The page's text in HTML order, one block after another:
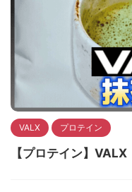
VALX プロテイン
【プロテイン】